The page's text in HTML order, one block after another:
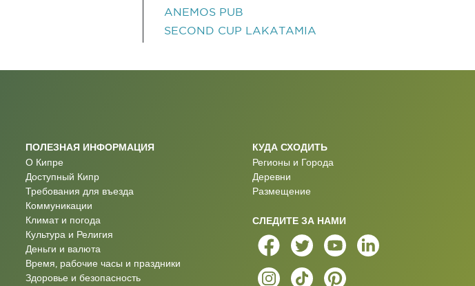
ANEMOS PUB
SECOND CUP LAKATAMIA
ПОЛЕЗНАЯ ИНФОРМАЦИЯ
О Кипре
Доступный Кипр
Требования для въезда
Коммуникации
Климат и погода
Культура и Религия
Деньги и валюта
Время, рабочие часы и праздники
Здоровье и безопасность
КУДА СХОДИТЬ
Регионы и Города
Деревни
Размещение
СЛЕДИТЕ ЗА НАМИ